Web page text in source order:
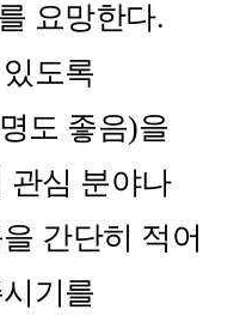
요망한다.
도록
도 좋음)을
관심 분야나
간단히 적어
기를